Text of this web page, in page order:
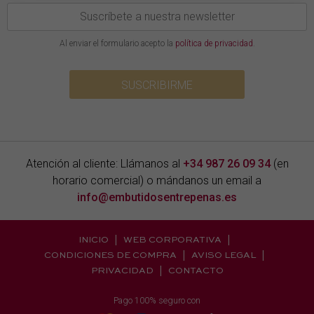
Al enviar el formulario acepto la política de privacidad
SUSCRIBIRME
Atención al cliente: Llámanos al +34 987 26 09 34(en
horario comercial) o mándanos un email a
info@embutidosentrepenas.es
INICIO
WEB CORPORATIVA
CONDICIONES DE COMPRA
AVISO LEGAL
PRIVACIDAD
CONTACTO
Pago 100% seguro con